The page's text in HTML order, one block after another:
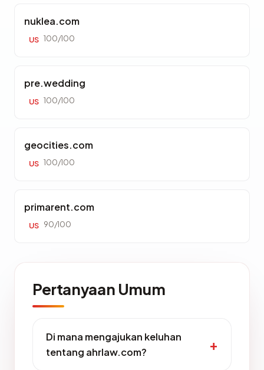
nuklea.com
US 100/100
pre.wedding
US 100/100
geocities.com
US 100/100
primarent.com
US 90/100
Pertanyaan Umum
Di mana mengajukan keluhan
tentang ahrlaw.com?